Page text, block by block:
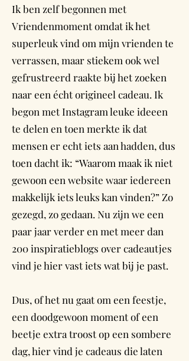
Ik ben zelf begonnen met
Vriendenmoment omdat ik het
superleuk vind om mijn vrienden te
verrassen, maar stiekem ook wel
gefrustreerd raakte bij het zoeken
naar een écht origineel cadeau. Ik
begon met Instagram leuke ideeen
te delen en toen merkte ik dat
mensen er echt iets aan hadden, dus
toen dacht ik: “Waarom maak ik niet
gewoon een website waar iedereen
makkelijk iets leuks kan vinden?” Zo
gezegd, zo gedaan. Nu zijn we een
paar jaar verder en met meer dan
200 inspiratieblogs over cadeautjes
vind je hier vast iets wat bij je past.
Dus, of het nu gaat om een feestje,
een doodgewoon moment of een
beetje extra troost op een sombere
dag, hier vind je cadeaus die laten